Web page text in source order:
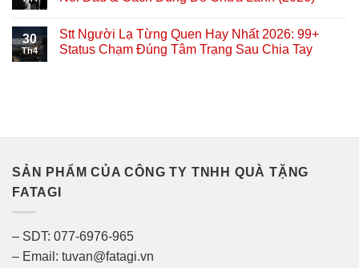
30
Th4
Stt Người Lạ Từng Quen Hay Nhất 2026: 99+
Status Chạm Đúng Tâm Trạng Sau Chia Tay
SẢN PHẨM CỦA CÔNG TY TNHH QUÀ TẶNG
FATAGI
– SDT: 077-6976-965
– Email: tuvan@fatagi.vn